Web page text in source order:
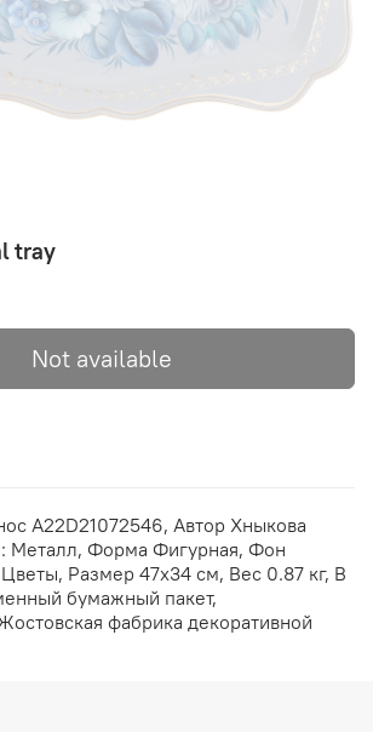
tray
Not available
A22D21072546, Автор Хныкова
Металл, Форма Фигурная, Фон
Размер 47х34 см, Вес 0.87 кг, В
бумажный пакет,
фабрика декоративной